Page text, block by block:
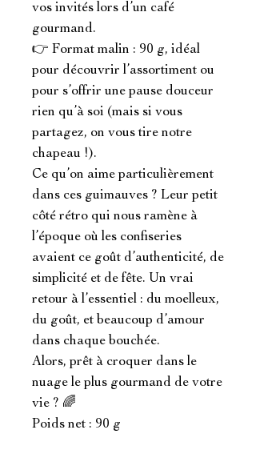
vos invités lors d’un café
gourmand.
👉 Format malin : 90 g, idéal
pour découvrir l’assortiment ou
pour s’offrir une pause douceur
rien qu’à soi (mais si vous
partagez, on vous tire notre
chapeau !).
Ce qu’on aime particulièrement
dans ces guimauves ? Leur petit
côté rétro qui nous ramène à
l’époque où les confiseries
avaient ce goût d’authenticité, de
simplicité et de fête. Un vrai
retour à l’essentiel : du moelleux,
du goût, et beaucoup d’amour
dans chaque bouchée.
Alors, prêt à croquer dans le
nuage le plus gourmand de votre
vie ? 🌈
Poids net : 90 g